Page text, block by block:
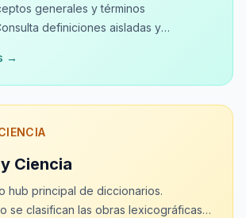
generales y términos
definiciones aisladas y
→
Ciencia
hub principal de diccionarios.
se clasifican las obras lexicográficas,